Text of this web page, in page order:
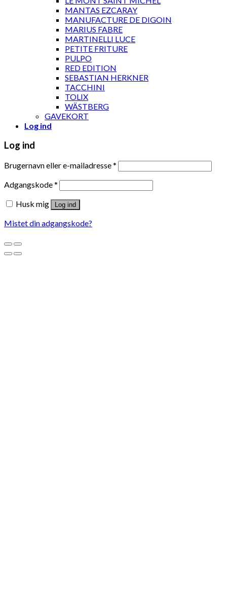
MANTAS EZCARAY
MANUFACTURE DE DIGOIN
MARIUS FABRE
MARTINELLI LUCE
PETITE FRITURE
PULPO
RED EDITION
SEBASTIAN HERKNER
TACCHINI
TOLIX
WÄSTBERG
GAVEKORT
Log ind
Log ind
Brugernavn eller e-mailadresse*
Adgangskode*
Husk mig
Log ind
Mistet din adgangskode?